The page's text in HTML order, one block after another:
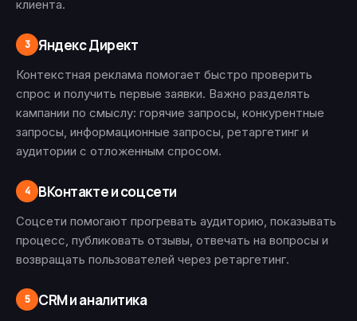
клиента.
3 Яндекс Директ
Контекстная реклама помогает быстро проверить
спрос и получить первые заявки. Важно разделять
кампании по смыслу: горячие запросы, конкурентные
запросы, информационные запросы, ретаргетинг и
аудитории с отложенным спросом.
4 ВКонтакте и соцсети
Соцсети помогают прогревать аудиторию, показывать
процесс, публиковать отзывы, отвечать на вопросы и
возвращать пользователей через ретаргетинг.
5 CRM и аналитика